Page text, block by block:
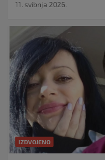
11. svibnja 2026.
IZDVOJENO